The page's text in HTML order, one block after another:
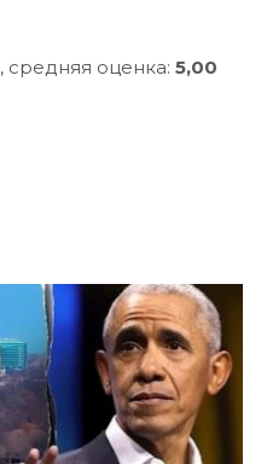
, средняя оценка: 5,00